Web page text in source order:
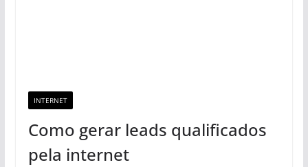
INTERNET
Como gerar leads qualificados
pela internet